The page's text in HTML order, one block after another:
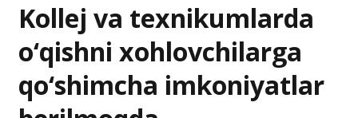
Kollej va texnikumlarda
o‘qishni xohlovchilarga
qo‘shimcha imkoniyatlar